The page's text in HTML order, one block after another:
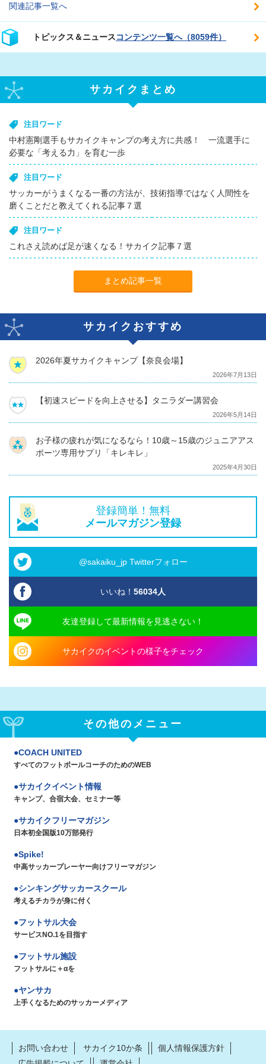
関連記事一覧へ
トピックス＆ニュースコンテンツ一覧へ（8059件）
サカイクまとめ
注目ワード
中村憲剛選手もサカイクキャンプの考え方に共感！ 一流選手に
必要な「考える力」を育む一歩
注目ワード
サッカーがうまくなる一番の方法が、技術指導ではなく人間性を
磨くことだと教えてくれる記事７選
注目ワード
これさえ読めば足が速くなる！サカイク記事７選
まとめ記事一覧
サカイクおすすめ
2026年夏サカイクキャンプ【奈良会場】
2026年7月13日
【初速スピードを向上させる】タニラダー講習会
2026年5月14日
お子様の疲れが気になるなら！10歳～15歳のジュニアアス
ポーツ専用サプリ「キレキレ」
2025年4月30日
登録簡単！無料
メールマガジン登録
@sakaiku_jp Twitterフォロー
いいね！ 56034人
友達登録して最新情報を見逃さない！
サカイクのイベントの様子をチェック
その他のメニュー
COACH UNITED
すべてのフットボールコーチのためのWEB
サカイクイベント情報
キャンプ、合宿大会、セミナー等
サカイクフリーマガジン
日本初全国版10万部発行
Spike!
中高サッカープレーヤー向けフリーマガジン
シンキングサッカースクール
考えるチカラが身に付く
フットサル大会
サービスNO.1を目指す
フットサル施設
フットサルに＋αを
ヤンサカ
上手くなるためのサッカーメディア
お問い合わせ サカイク10か条
個人情報保護方針